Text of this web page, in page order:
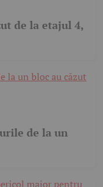
de la etajul 4,
de la un